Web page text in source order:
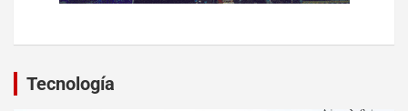
Tecnología